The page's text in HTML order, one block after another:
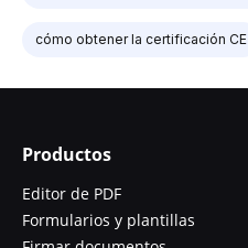
cómo obtener la certificación CE
Productos
Editor de PDF
Formularios y plantillas